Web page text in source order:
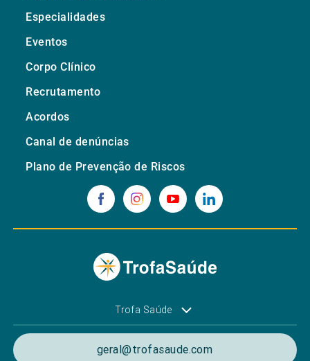
Especialidades
Eventos
Corpo Clínico
Recrutamento
Acordos
Canal de denúncias
Plano de Prevenção de Riscos
Trofa Saúde
geral@trofasaude.com